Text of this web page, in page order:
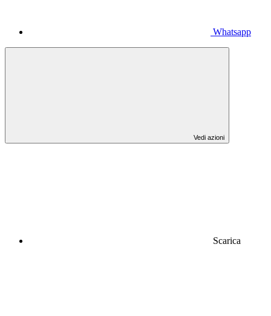
Whatsapp
Vedi azioni
Scarica